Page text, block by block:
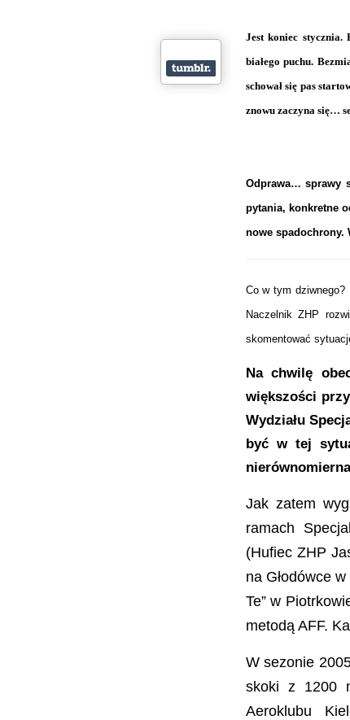
Jest koniec stycznia.
białego puchu.
schował się pas
znowu zaczyna się…
Odprawa… sprawy
pytania, konkretne
nowe spadochrony.
Co w tym
Naczelnik ZHP
skomentować
Na chwilę
większości
Wydziału
być w tej
Jak zatem
ramach
(Hufiec ZHP
na Głodówce
Te” w
metodą AFF.
W sezonie
skoki z 1200
Aeroklubu